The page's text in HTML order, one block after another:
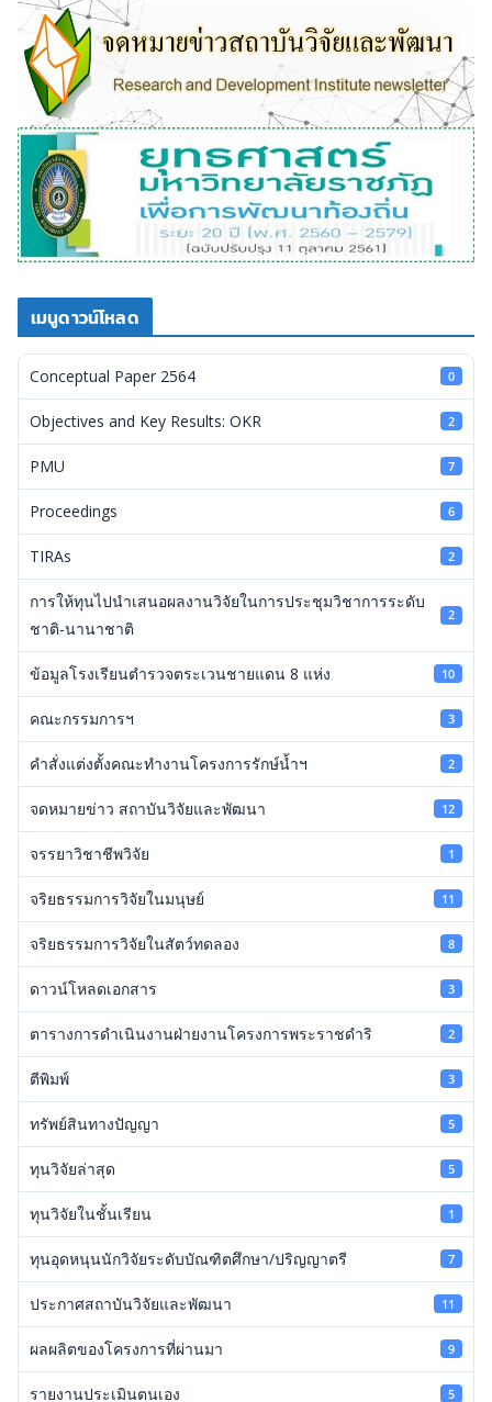
เมนูดาวน์โหลด
Conceptual Paper 2564 0
Objectives and Key Results: OKR 2
PMU 7
Proceedings 6
TIRAs 2
การให้ทุนไปนำเสนอผลงานวิจัยในการประชุมวิชาการระดับ
ชาติ-นานาชาติ
2
ข้อมูลโรงเรียนตำรวจตระเวนชายแดน 8 แห่ง 10
คณะกรรมการฯ 3
คำสั่งแต่งตั้งคณะทำงานโครงการรักษ์น้ำฯ 2
จดหมายข่าว สถาบันวิจัยและพัฒนา 12
จรรยาวิชาชีพวิจัย 1
จริยธรรมการวิจัยในมนุษย์ 11
จริยธรรมการวิจัยในสัตว์ทดลอง 8
ดาวน์โหลดเอกสาร 3
ตารางการดำเนินงานฝ่ายงานโครงการพระราชดำริ 2
ตีพิมพ์ 3
ทรัพย์สินทางปัญญา 5
ทุนวิจัยล่าสุด 5
ทุนวิจัยในชั้นเรียน 1
ทุนอุดหนุนนักวิจัยระดับบัณฑิตศึกษา/ปริญญาตรี 7
ประกาศสถาบันวิจัยและพัฒนา 11
ผลผลิตของโครงการที่ผ่านมา 9
รายงานประเมินตนเอง 5